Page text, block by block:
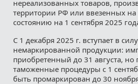
нереализованных товаров,
территории РФ или ввезенных
состоянию на 1 сентября 2025
С 1 декабря 2025 г. вступает в
немаркированной продукции:
приобретенный до 31 августа,
таможенные процедуры с 1
быть промаркирован до 30